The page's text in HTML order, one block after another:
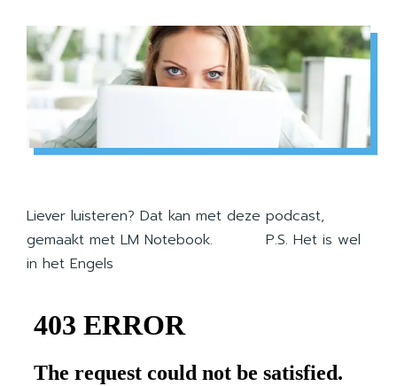
Liever luisteren? Dat kan met deze podcast,
gemaakt met LM Notebook. P.S. Het is wel
in het Engels